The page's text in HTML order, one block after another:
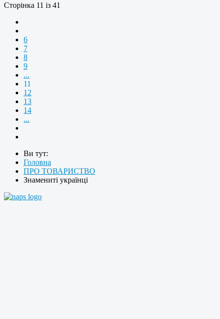
Сторінка 11 із 41
6
7
8
9
...
11
12
13
14
...
Ви тут:
Головна
ПРО ТОВАРИСТВО
Знамениті українці